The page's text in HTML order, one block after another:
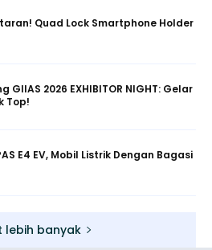
Quad Lock Smartphone Holder
2026 EXHIBITOR NIGHT: Gelar
Top!
E4 EV, Mobil Listrik Dengan Bagasi
lebih banyak